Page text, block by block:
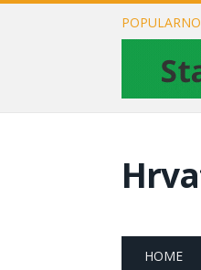
POPULARNO
HOME